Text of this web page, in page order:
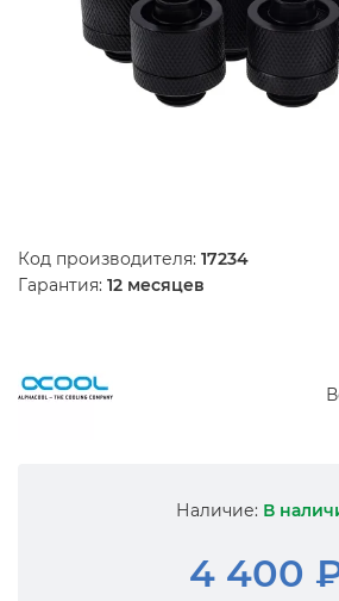
Код производителя: 17234
Гарантия: 12 месяцев
Наличие: В
4 400